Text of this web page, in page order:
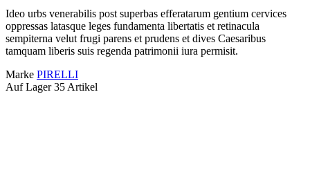
Ideo urbs venerabilis post superbas efferatarum gentium cervices
oppressas latasque leges fundamenta libertatis et retinacula
sempiterna velut frugi parens et prudens et dives Caesaribus
tamquam liberis suis regenda patrimonii iura permisit.
Marke PIRELLI
Auf Lager 35 Artikel